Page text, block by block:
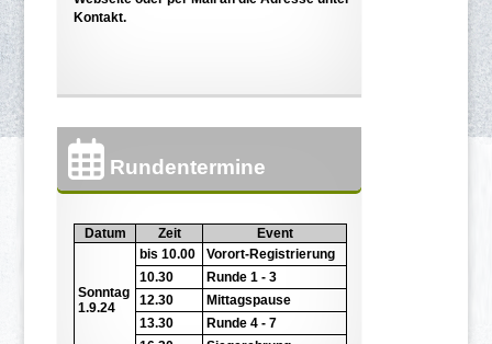
Kontakt.
Rundentermine
Datum Zeit Event
Sonntag
1.9.24
bis 10.00
Vorort-Registrierung
10.30
Runde 1 - 3
12.30
Mittagspause
13.30
Runde 4 - 7